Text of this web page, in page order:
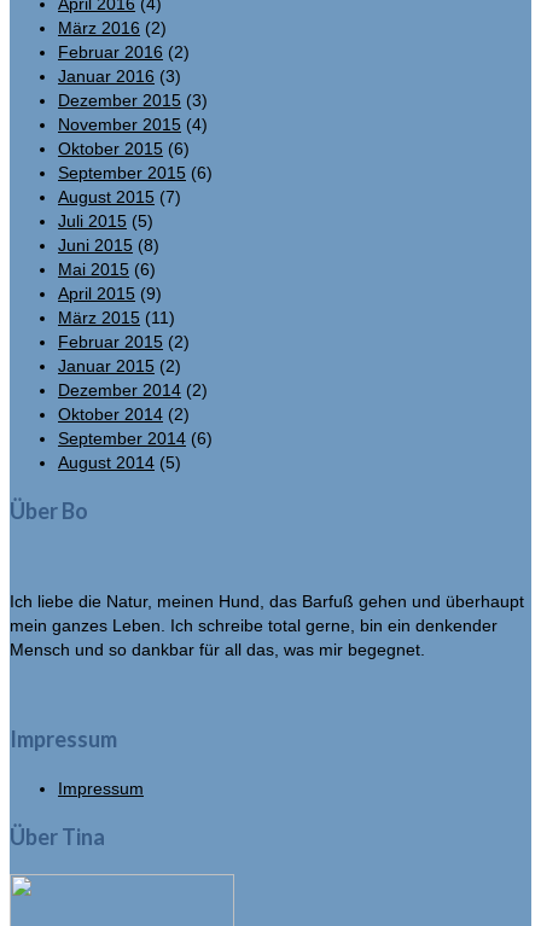
März 2016 (2)
Februar 2016 (2)
Januar 2016 (3)
Dezember 2015 (3)
November 2015 (4)
Oktober 2015 (6)
September 2015 (6)
August 2015 (7)
Juli 2015 (5)
Juni 2015 (8)
Mai 2015 (6)
April 2015 (9)
März 2015 (11)
Februar 2015 (2)
Januar 2015 (2)
Dezember 2014 (2)
Oktober 2014 (2)
September 2014 (6)
August 2014 (5)
Über Bo
Ich liebe die Natur, meinen Hund, das Barfuß gehen und überhaupt
mein ganzes Leben. Ich schreibe total gerne, bin ein denkender
Mensch und so dankbar für all das, was mir begegnet.
Impressum
Impressum
Über Tina